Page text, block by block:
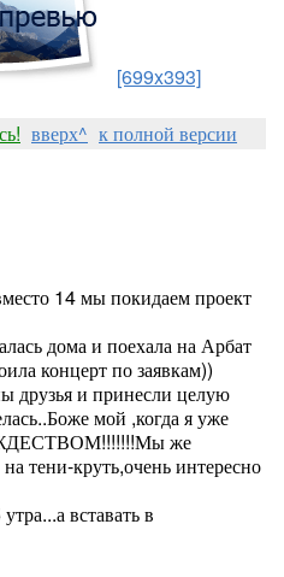
[699x393]
вверх^ к полной версии
14 мы покидаем проект
дома и поехала на Арбат
концерт по заявкам))
друзья и принесли целую
мой ,когда я уже
же
тени-круть,очень интересно
вставать в